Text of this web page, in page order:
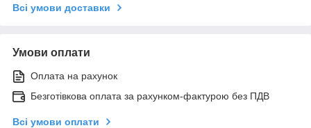
Всі умови доставки
Умови оплати
Оплата на рахунок
Безготівкова оплата за рахунком-фактурою без ПДВ
Всі умови оплати